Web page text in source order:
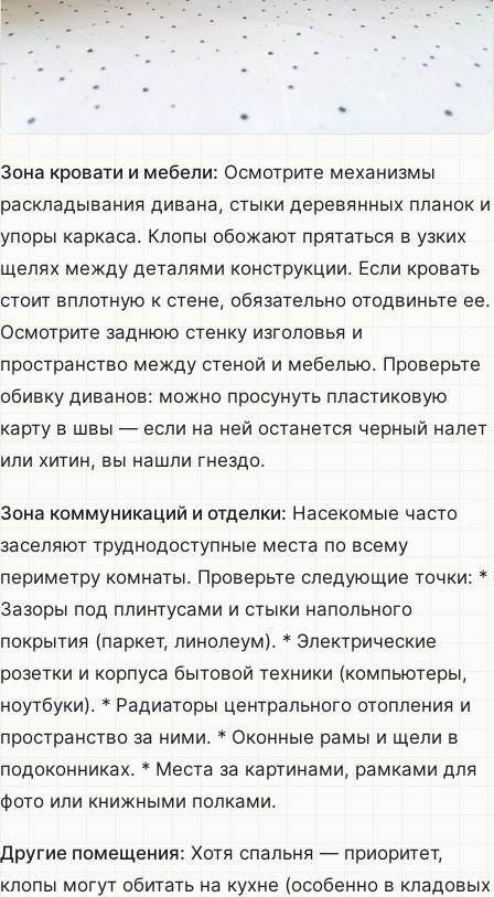
Зона кровати и мебели: Осмотрите механизмы
раскладывания дивана, стыки деревянных планок и
упоры каркаса. Клопы обожают прятаться в узких
щелях между деталями конструкции. Если кровать
стоит вплотную к стене, обязательно отодвиньте ее.
Осмотрите заднюю стенку изголовья и
пространство между стеной и мебелью. Проверьте
обивку диванов: можно просунуть пластиковую
карту в швы — если на ней останется черный налет
или хитин, вы нашли гнездо.
Зона коммуникаций и отделки: Насекомые часто
заселяют труднодоступные места по всему
периметру комнаты. Проверьте следующие точки: *
Зазоры под плинтусами и стыки напольного
покрытия (паркет, линолеум). * Электрические
розетки и корпуса бытовой техники (компьютеры,
ноутбуки). * Радиаторы центрального отопления и
пространство за ними. * Оконные рамы и щели в
подоконниках. * Места за картинами, рамками для
фото или книжными полками.
Другие помещения: Хотя спальня — приоритет,
клопы могут обитать на кухне (особенно в кладовых